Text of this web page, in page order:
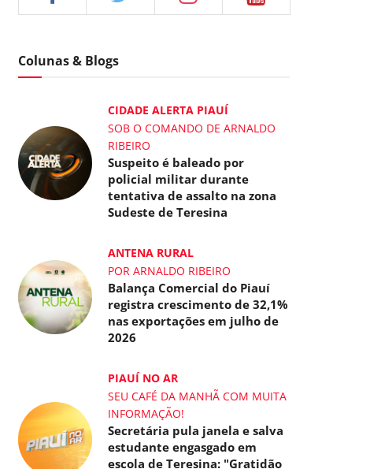
Colunas & Blogs
CIDADE ALERTA PIAUÍ
SOB O COMANDO DE ARNALDO
RIBEIRO
Suspeito é baleado por
policial militar durante
tentativa de assalto na zona
Sudeste de Teresina
ANTENA RURAL
POR ARNALDO RIBEIRO
Balança Comercial do Piauí
registra crescimento de 32,1%
nas exportações em julho de
2026
PIAUÍ NO AR
SEU CAFÉ DA MANHÃ COM MUITA
INFORMAÇÃO!
Secretária pula janela e salva
estudante engasgado em
escola de Teresina: "Gratidão